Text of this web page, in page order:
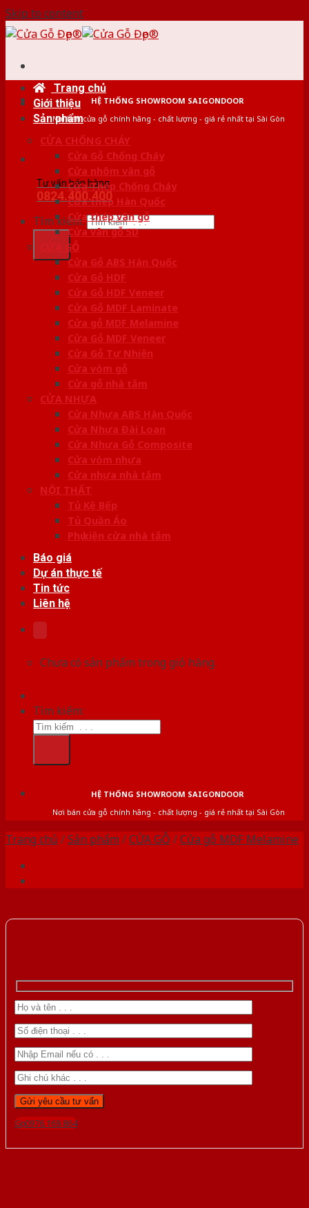
Skip to content
HỆ THỐNG SHOWROOM SAIGONDOOR
Nơi bán cửa gỗ chính hãng - chất lượng - giá rẻ nhất tại Sài Gòn
Tư vấn bán hàng
0824.400.400
Tìm kiếm:
Trang chủ
Giới thiệu
Sản phẩm
CỬA CHỐNG CHÁY
Cửa Gỗ Chống Cháy
Cửa nhôm vân gỗ
Cửa Thép Chống Cháy
Cửa thép Hàn Quốc
Cửa thép vân gỗ
Cửa vân gỗ 5D
CỬA GỖ
Cửa Gỗ ABS Hàn Quốc
Cửa Gỗ HDF
Cửa Gỗ HDF Veneer
Cửa Gỗ MDF Laminate
Cửa gỗ MDF Melamine
Cửa Gỗ MDF Veneer
Cửa Gỗ Tự Nhiên
Cửa vòm gỗ
Cửa gỗ nhà tắm
CỬA NHỰA
Cửa Nhựa ABS Hàn Quốc
Cửa Nhựa Đài Loan
Cửa Nhựa Gỗ Composite
Cửa vòm nhựa
Cửa nhựa nhà tắm
NỘI THẤT
Tủ Kệ Bếp
Tủ Quần Áo
Phụ kiện cửa nhà tắm
Báo giá
Dự án thực tế
Tin tức
Liên hệ
Chưa có sản phẩm trong giỏ hàng.
Tìm kiếm:
HỆ THỐNG SHOWROOM SAIGONDOOR
Nơi bán cửa gỗ chính hãng - chất lượng - giá rẻ nhất tại Sài Gòn
Trang chủ /Sản phẩm /CỬA GỖ /Cửa gỗ MDF Melamine
Gọi 0976.169.864